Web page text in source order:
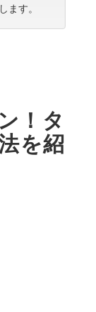
す。
！タ
を紹